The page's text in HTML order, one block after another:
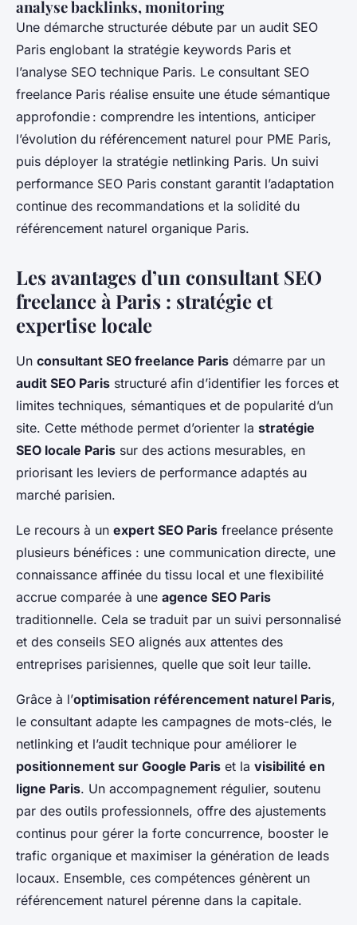
analyse backlinks, monitoring
Une démarche structurée débute par un audit SEO
Paris englobant la stratégie keywords Paris et
l’analyse SEO technique Paris. Le consultant SEO
freelance Paris réalise ensuite une étude sémantique
approfondie : comprendre les intentions, anticiper
l’évolution du référencement naturel pour PME Paris,
puis déployer la stratégie netlinking Paris. Un suivi
performance SEO Paris constant garantit l’adaptation
continue des recommandations et la solidité du
référencement naturel organique Paris.
Les avantages d’un consultant SEO
freelance à Paris : stratégie et
expertise locale
Un consultant SEO freelance Paris démarre par un
audit SEO Paris structuré afin d’identifier les forces et
limites techniques, sémantiques et de popularité d’un
site. Cette méthode permet d’orienter la stratégie
SEO locale Paris sur des actions mesurables, en
priorisant les leviers de performance adaptés au
marché parisien.
Le recours à un expert SEO Paris freelance présente
plusieurs bénéfices : une communication directe, une
connaissance affinée du tissu local et une flexibilité
accrue comparée à une agence SEO Paris
traditionnelle. Cela se traduit par un suivi personnalisé
et des conseils SEO alignés aux attentes des
entreprises parisiennes, quelle que soit leur taille.
Grâce à l’optimisation référencement naturel Paris,
le consultant adapte les campagnes de mots-clés, le
netlinking et l’audit technique pour améliorer le
positionnement sur Google Paris et la visibilité en
ligne Paris. Un accompagnement régulier, soutenu
par des outils professionnels, offre des ajustements
continus pour gérer la forte concurrence, booster le
trafic organique et maximiser la génération de leads
locaux. Ensemble, ces compétences génèrent un
référencement naturel pérenne dans la capitale.